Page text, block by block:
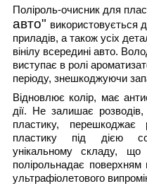
Поліроль-очисник для
авто" використовується
приладів, а також усіх
вінілу всередині авто.
виступає в ролі
періоду, знешкоджуючи
Відновлює колір, має
дії. Не залишає
пластику, перешкоджає
пластику під дією
унікальному складу, що
полірольнадає
ультрафіолетового